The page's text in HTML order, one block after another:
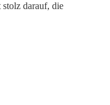
darauf, die